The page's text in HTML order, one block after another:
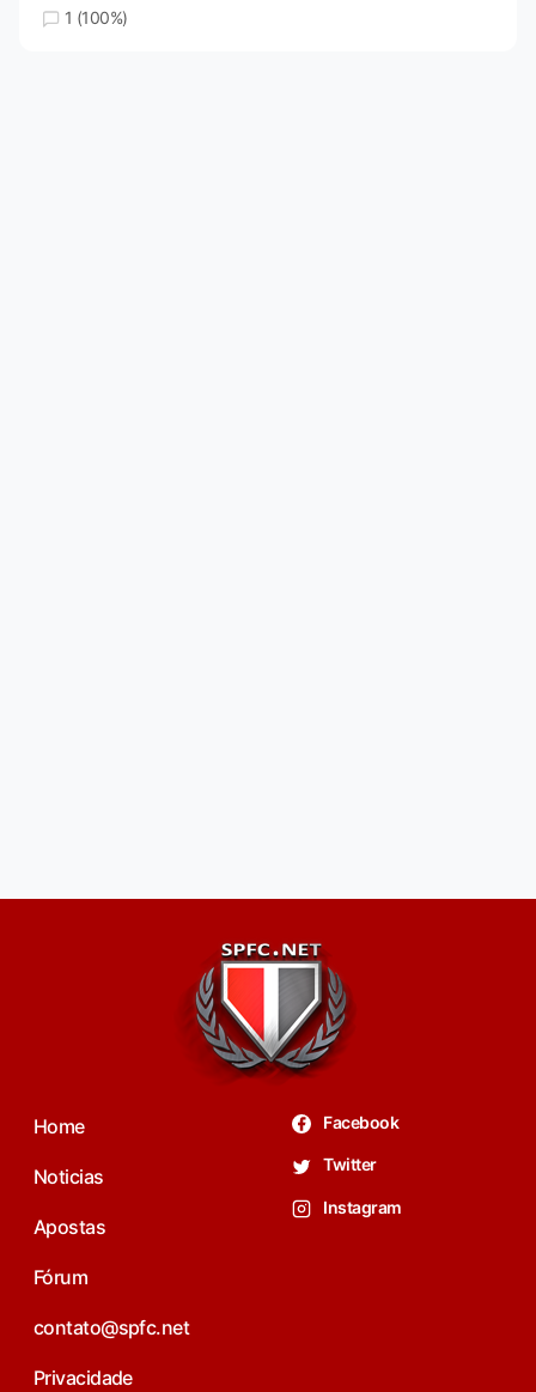
1 (100%)
Home
Noticias
Apostas
Fórum
contato@spfc.net
Privacidade
Facebook
Twitter
Instagram